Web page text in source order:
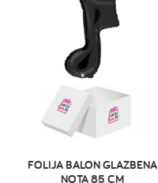
FOLIJA BALON GLAZBENA
NOTA 85 CM